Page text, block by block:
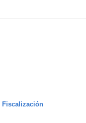
Fiscalización